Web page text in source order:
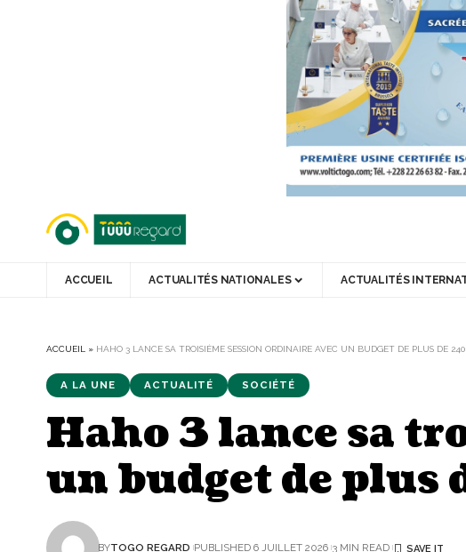
ACCUEIL ACTUALITÉS NATIONALES ACTUALITÉS
ACCUEIL » HAHO 3 LANCE SA TROISIÈME SESSION ORDINAIRE AVEC UN BUDGET DE PLUS DE
A LA UNE ACTUALITÉ SOCIÉTÉ
Haho 3 lance sa
un budget de plus
BYTOGO REGARD PUBLISHED 6 JUILLET 2026 3 MIN READ